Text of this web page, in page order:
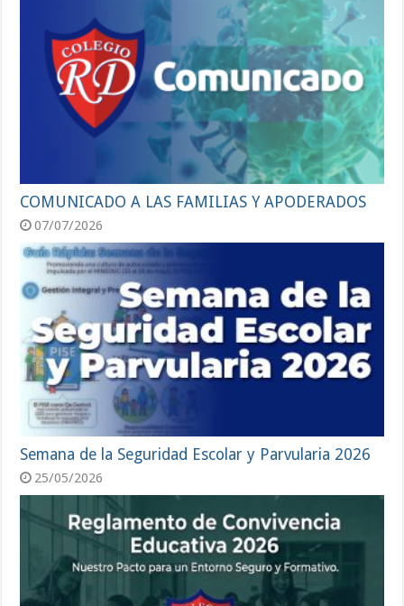
COMUNICADO A LAS FAMILIAS Y APODERADOS
07/07/2026
Semana de la Seguridad Escolar y Parvularia 2026
25/05/2026